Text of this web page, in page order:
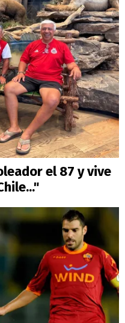
el 87 y vive